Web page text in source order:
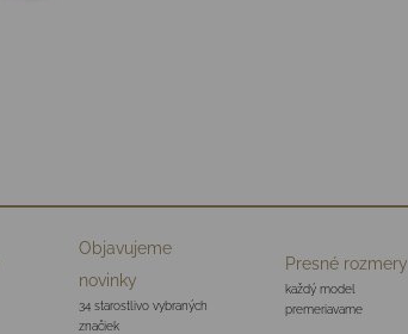
Objavujeme
novinky
34 starostlivo vybraných
značiek
Presné rozmery
každý model
premeriavame